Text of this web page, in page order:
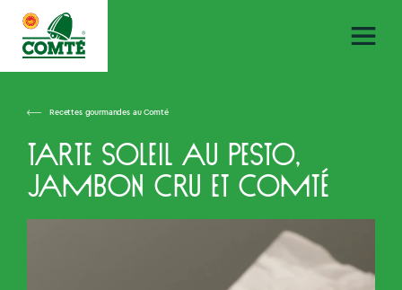
Recettes gourmandes au Comté
Tarte soleil au pesto,
jambon cru et Comté